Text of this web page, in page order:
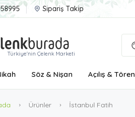
Sipariş Takip
Türkiye'nin Çelenk Marketi
Söz & Nişan Açılış & Tören
Ürünler İstanbul Fatih